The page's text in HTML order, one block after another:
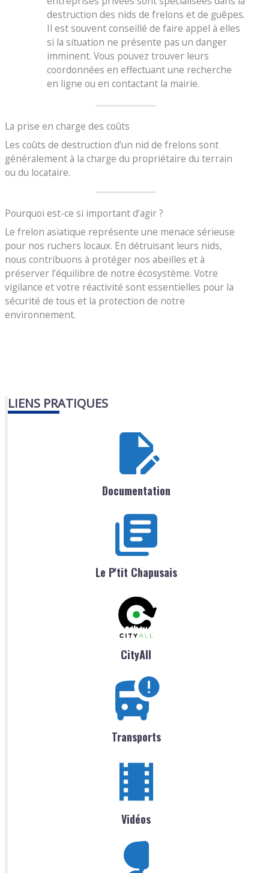
destruction des nids de frelons et de guêpes.
Il est souvent conseillé de faire appel à elles
si la situation ne présente pas un danger
imminent. Vous pouvez trouver leurs
coordonnées en effectuant une recherche
en ligne ou en contactant la mairie.
La prise en charge des coûts
Les coûts de destruction d’un nid de frelons sont
généralement à la charge du propriétaire du terrain
ou du locataire.
Pourquoi est-ce si important d’agir ?
Le frelon asiatique représente une menace sérieuse
pour nos ruchers locaux. En détruisant leurs nids,
nous contribuons à protéger nos abeilles et à
préserver l’équilibre de notre écosystème. Votre
vigilance et votre réactivité sont essentielles pour la
sécurité de tous et la protection de notre
environnement.
LIENS PRATIQUES
Documentation
Le P'tit Chapusais
CityAll
Transports
Vidéos